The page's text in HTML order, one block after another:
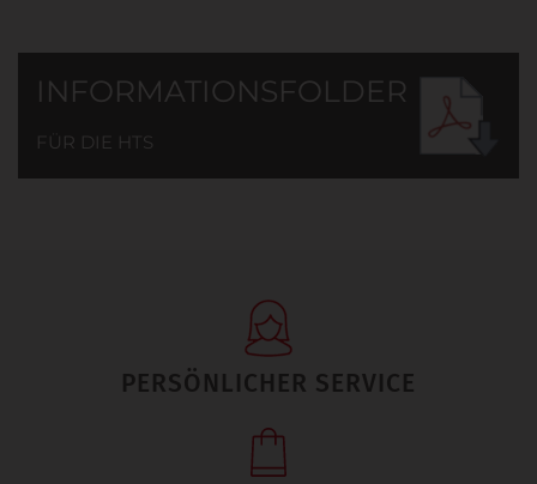
INFORMATIONSFOLDER
FÜR DIE HTS
PERSÖNLICHER SERVICE